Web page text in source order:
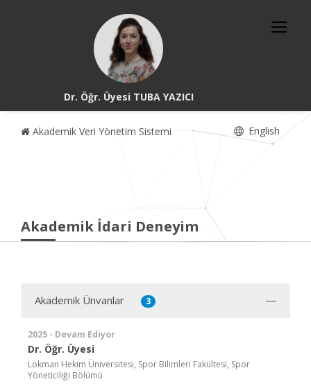
Dr. Öğr. Üyesi TUBA YAZICI
Akademik Veri Yönetim Sistemi English
Akademik İdari Deneyim
Akademik Ünvanlar 3
2025 - Devam Ediyor
Dr. Öğr. Üyesi
Lokman Hekim Üniversitesi, Spor Bilimleri Fakültesi, Spor
Yöneticiliği Bölümü